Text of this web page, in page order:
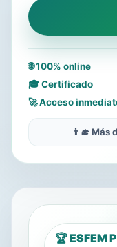
🌐 100% online
🎓 Certificado
🚀 Acceso
👨‍🎓 Más
🏆 ESFEM